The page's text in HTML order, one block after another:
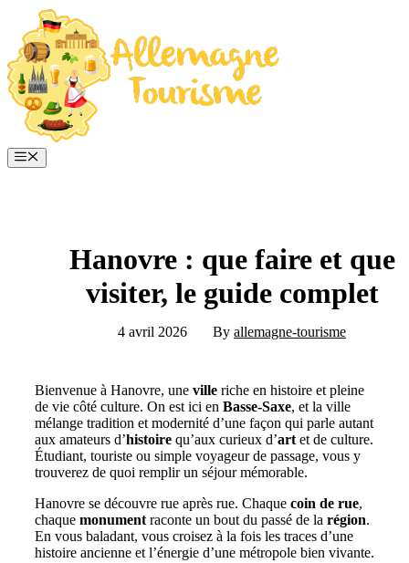
contenu
Menu
Hanovre : que faire et que
visiter, le guide complet
4 avril 2026 By allemagne-tourisme
Bienvenue à Hanovre, une ville riche en histoire et pleine
de vie côté culture. On est ici en Basse-Saxe, et la ville
mélange tradition et modernité d’une façon qui parle autant
aux amateurs d’histoire qu’aux curieux d’art et de culture.
Étudiant, touriste ou simple voyageur de passage, vous y
trouverez de quoi remplir un séjour mémorable.
Hanovre se découvre rue après rue. Chaque coin de rue,
chaque monument raconte un bout du passé de la région.
En vous baladant, vous croisez à la fois les traces d’une
histoire ancienne et l’énergie d’une métropole bien vivante.